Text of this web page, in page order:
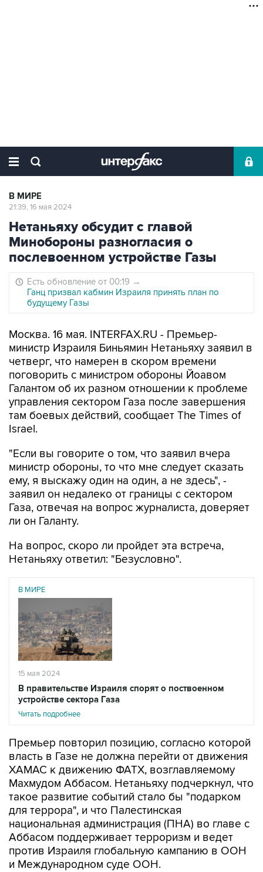
В МИРЕ
21:39, 16 мая 2024
Нетаньяху обсудит с главой
Минобороны разногласия о
послевоенном устройстве Газы
Есть обновление от 00:19 →
Ганц призвал кабмин Израиля принять план по
будущему Газы
Москва. 16 мая. INTERFAX.RU - Премьер-
министр Израиля Биньямин Нетаньяху заявил в
четверг, что намерен в скором времени
поговорить с министром обороны Йоавом
Галантом об их разном отношении к проблеме
управления сектором Газа после завершения
там боевых действий, сообщает The Times of
Israel.
"Если вы говорите о том, что заявил вчера
министр обороны, то что мне следует сказать
ему, я выскажу один на один, а не здесь", -
заявил он недалеко от границы с сектором
Газа, отвечая на вопрос журналиста, доверяет
ли он Галанту.
На вопрос, скоро ли пройдет эта встреча,
Нетаньяху ответил: "Безусловно".
В МИРЕ
15 мая 2024
В правительстве Израиля спорят о поствоенном
устройстве сектора Газа
Читать подробнее
Премьер повторил позицию, согласно которой
власть в Газе не должна перейти от движения
ХАМАС к движению ФАТХ, возглавляемому
Махмудом Аббасом. Нетаньяху подчеркнул, что
такое развитие событий стало бы "подарком
для террора", и что Палестинская
национальная администрация (ПНА) во главе с
Аббасом поддерживает терроризм и ведет
против Израиля глобальную кампанию в ООН
и Международном суде ООН.